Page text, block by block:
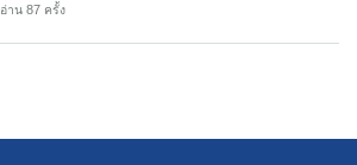
อ่าน 87 ครั้ง